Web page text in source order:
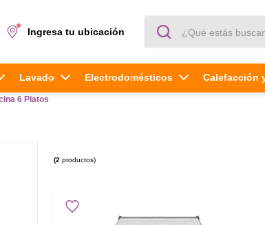
Ingresa tu ubicación
Lavado Electrodomésticos Calefacción
6 Platos
2 productos